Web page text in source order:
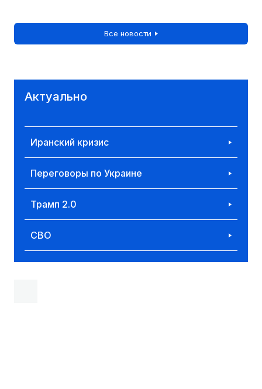
Все новости
Актуально
Иранский кризис
Переговоры по Украине
Трамп 2.0
СВО